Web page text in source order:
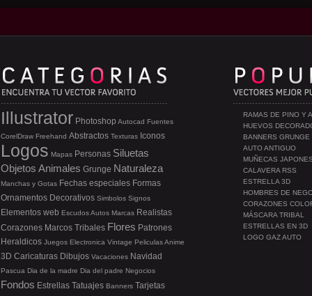
RAMAS DE PINO Y
HUEVOS
BANNERS GRUNGE
AUTO ANTIGUO
MUÑECAS
CALAVERA RSS
ESTRELLA 3D
HOMBRES DE
CORAZONES
MÁSCARA TRIBAL
ESTRELLAS EN 3D
LOGO GAZ AUTO
Illustrator Photoshop Autocad Fuentes
CorelDraw Freehand Abstractos Texturas Iconos
Logos Mapas Personas Siluetas
Objetos Animales Grunge Naturaleza
Manchas y Gotas Fechas especiales Formas
Ornamentos Decorativos Simbolos Signos
Elementos web EscudosAutos Marcas Realistas
Corazones Marcos Tribales Flores Patrones
Heraldicos Juegos Electronica Vintage PeliculasAnime
3D Caricaturas Dibujos Vacaciones Navidad
Pascua Dia de la madre Dia del padre Negocios
Fondos Estrellas Tatuajes Banners Tarjetas